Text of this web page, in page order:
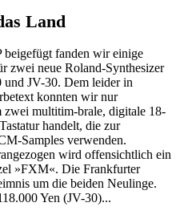
Land
fanden wir einige
zwei neue Roland-Synthesizer
JV-30. Dem leider in
konnten wir nur
zwei multitim-brale, digitale 18-
handelt, die zur
Samples verwenden.
wird offensichtlich ein
»FXM«. Die Frankfurter
um die beiden Neulinge.
Yen (JV-30)...